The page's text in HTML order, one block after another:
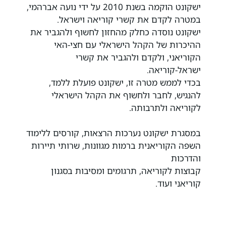
ישקונט הוקמה בשנת 2010 על ידי נועה אברהמי,
במטרה לקדם את קשרי קוריאה וישראל.
​ישקונט נוסדה כחלק מהחזון לחשוף ולהגביר את
ההיכרות של הקהל הישראלי עם חצי-האי
הקוריאני, ולקדם ולהגביר את קשרי
ישראל-קוריאה.
בכדי לממש מטרה זו, ישקונט פועלת ללמד,
להנגיש, לחבר ולחשוף את הקהל הישראלי
לקוריאה ולתרבותה.
במסגרת ישקונט נערכות הרצאות, קורסים ללימוד
השפה הקוריאנית ברמות מגוונות, שרותי תיירות
והדרכות
קבוצות לקוריאה, תרגומים ומסיבות בסגנון
קוריאני ועוד.